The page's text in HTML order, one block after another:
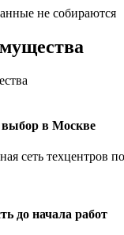
не собираются
выбор в Москве
сеть техцентров
до начала работ